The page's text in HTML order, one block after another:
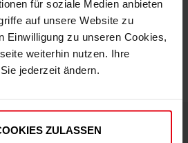
für soziale Medien anbieten
auf unsere Website zu
Einwilligung zu unseren Cookies,
weiterhin nutzen. Ihre
jederzeit ändern.
ZULASSEN
IN DEN WARENKORB